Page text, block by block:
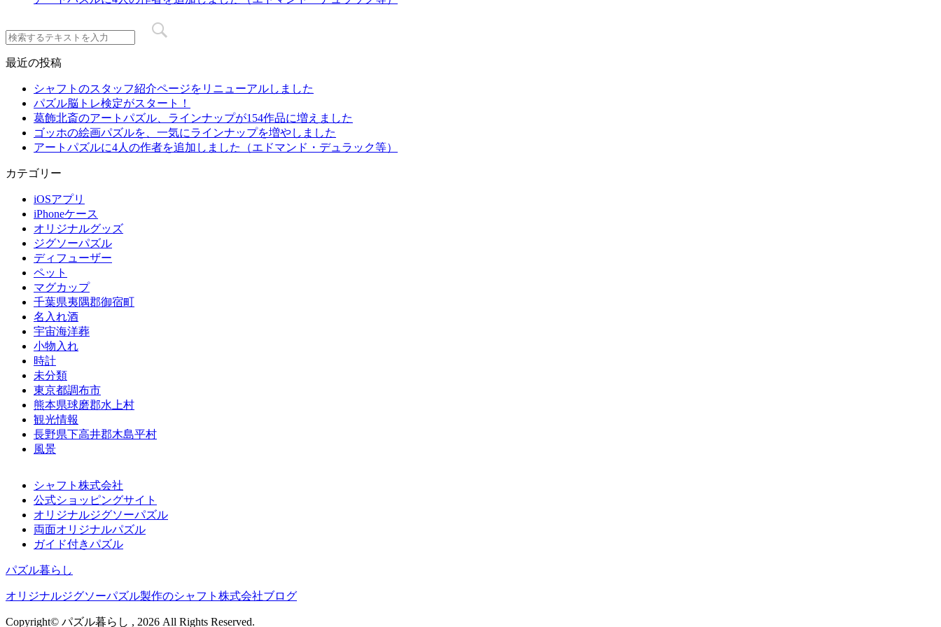
最近の投稿
シャフトのスタッフ紹介ページをリニューアルしました
パズル脳トレ検定がスタート！
葛飾北斎のアートパズル、ラインナップが154作品に増えました
ゴッホの絵画パズルを、一気にラインナップを増やしました
アートパズルに4人の作者を追加しました（エドマンド・デュラック等）
カテゴリー
iOSアプリ
iPhoneケース
オリジナルグッズ
ジグソーパズル
ディフューザー
ペット
マグカップ
千葉県夷隅郡御宿町
名入れ酒
宇宙海洋葬
小物入れ
時計
未分類
東京都調布市
熊本県球磨郡水上村
観光情報
長野県下高井郡木島平村
風景
シャフト株式会社
公式ショッピングサイト
オリジナルジグソーパズル
両面オリジナルパズル
ガイド付きパズル
パズル暮らし
オリジナルジグソーパズル製作のシャフト株式会社ブログ
Copyright© パズル暮らし , 2026 All Rights Reserved.